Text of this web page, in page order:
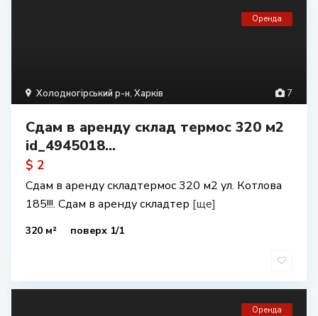
7
Холодногірський р-н, Харків
Оренда
Сдам в аренду склад термос 320 м2
id_4945018...
$ 2
Сдам в аренду складтермос 320 м2 ул. Котлова
185!!!. Сдам в аренду складтер [ще]
320 м² поверх 1/1
Оренда